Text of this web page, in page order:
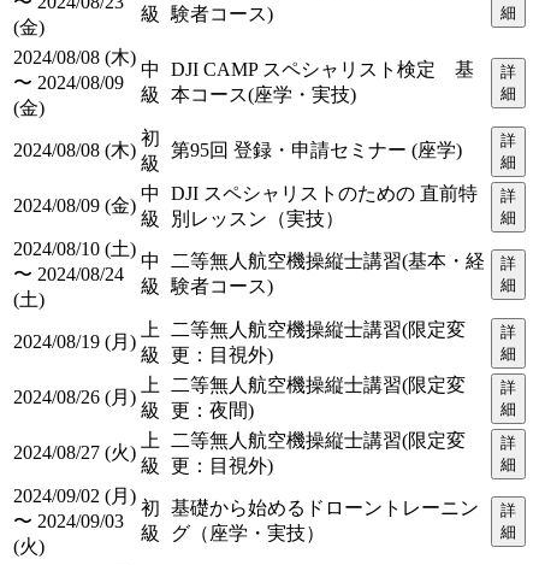
(金)
級
験者コース)
細
2024/08/08 (木)
〜 2024/08/09
(金)
中
級
DJI CAMP スペシャリスト検定 基
本コース(座学・実技)
詳
細
2024/08/08 (木)
初
級
第95回 登録・申請セミナー (座学)
詳
細
2024/08/09 (金)
中
級
DJI スペシャリストのための 直前特
別レッスン（実技）
詳
細
2024/08/10 (土)
〜 2024/08/24
(土)
中
級
二等無人航空機操縦士講習(基本・経
験者コース)
詳
細
2024/08/19 (月)
上
級
二等無人航空機操縦士講習(限定変
更：目視外)
詳
細
2024/08/26 (月)
上
級
二等無人航空機操縦士講習(限定変
更：夜間)
詳
細
2024/08/27 (火)
上
級
二等無人航空機操縦士講習(限定変
更：目視外)
詳
細
2024/09/02 (月)
〜 2024/09/03
(火)
初
級
基礎から始めるドローントレーニン
グ（座学・実技）
詳
細